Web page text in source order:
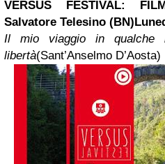
VERSUS FESTIVAL:
Salvatore Telesino (BN)
Il mio viaggio in qualche
libertà(Sant’Anselmo D’Aosta)